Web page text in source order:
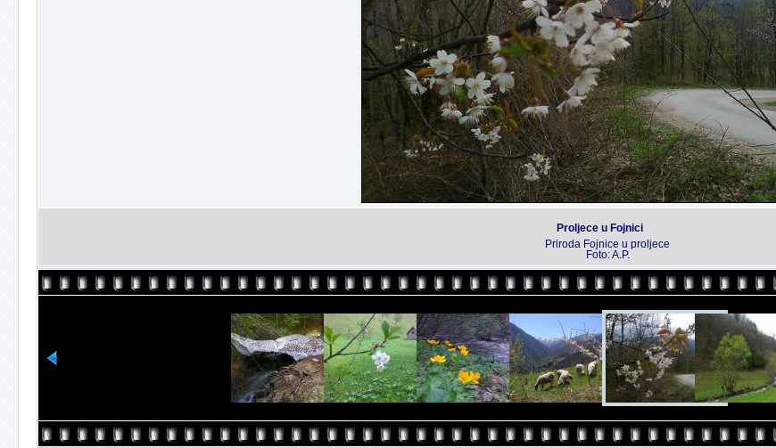
Proljece u Fojnici
Priroda Fojnice u proljece
Foto: A.P.